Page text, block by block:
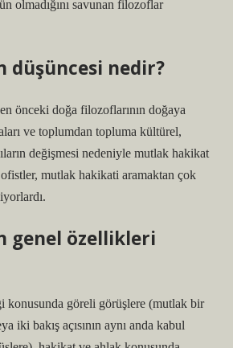
olmadığını savunan filozoflar
düşüncesi nedir?
önceki doğa filozoflarının doğaya
ve toplumdan topluma kültürel,
değişmesi nedeniyle mutlak hakikat
mutlak hakikati aramaktan çok
genel özellikleri
konusunda göreli görüşlere (mutlak bir
iki bakış açısının aynı anda kabul